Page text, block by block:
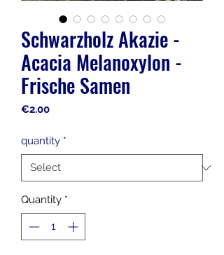
Schwarzholz Akazie -
Acacia Melanoxylon -
Frische Samen
€2.00Price
quantity *
Quantity *